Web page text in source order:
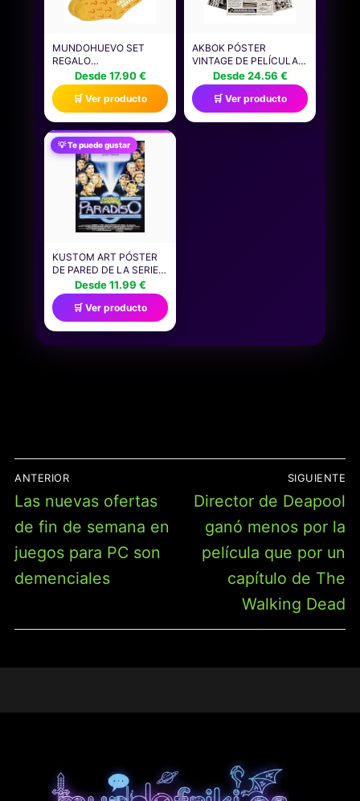
MUNDOHUEVO SET
REGALO
PERSONALIZADO PARA
FRIKIS | TAZA SER FRIKI
MOLA UN NUEVO +
CALCETIN SORPRESA |
REGALO PERSONAJES,
CINE, SERIES,
TELEVISIÓN...
DIVERTIDO Y ORIGINAL.
Desde 17.90 €
🛒 Ver producto
AKBOK PÓSTER
VINTAGE DE PELÍCULA
DE TERROR PARA
PERIÓDICO, PÓSTER
CLÁSICO DE
PERSONAJES DE
PELÍCULA
Desde 24.56 €
🛒 Ver producto
💡 Te puede gustar
KUSTOM ART PÓSTER
DE PARED DE LA SERIE
DE CARTELES DE
PELÍCULAS FAMOSAS
(NUEVO CINE PARAÍSO)
SIN MARCO. IMPRESIÓN
ARTÍSTICA SOBRE
PAPEL DE PÁTINA 40 X
Desde 11.99 €
🛒 Ver producto
DE
ENTRADAS
ANTERIOR
Entrada
anterior:
Las nuevas ofertas
de fin de semana en
juegos para PC son
demenciales
SIGUIENTE
Entrada
siguiente:
Director de Deapool
ganó menos por la
película que por un
capítulo de The
Walking Dead